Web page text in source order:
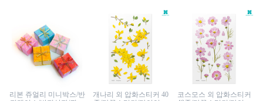
리본 쥬얼리 미니박스/반
개나리 외 압화스티커 40
코스모스 외 압화스티커